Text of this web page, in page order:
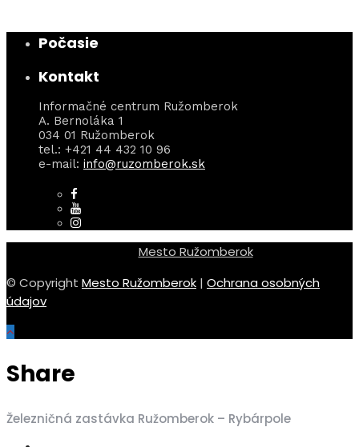
Počasie
Kontakt
Informačné centrum Ružomberok
A. Bernoláka 1
034 01 Ružomberok
tel.: +421 44 432 10 96
e-mail: info@ruzomberok.sk
Mesto Ružomberok
© Copyright Mesto Ružomberok | Ochrana osobných
údajov
Share
Železničná zastávka Ružomberok – Rybárpole